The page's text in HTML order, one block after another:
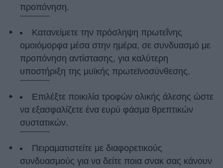
προπόνηση.
Κατανείμετε την πρόσληψη πρωτεΐνης
ομοιόμορφα μέσα στην ημέρα, σε συνδυασμό με
προπόνηση αντίστασης, για καλύτερη
υποστήριξη της μυϊκής πρωτεϊνοσύνθεσης.
Επιλέξτε ποικιλία τροφών ολικής άλεσης ώστε
να εξασφαλίζετε ένα ευρύ φάσμα θρεπτικών
συστατικών.
Πειραματιστείτε με διαφορετικούς
συνδυασμούς για να δείτε ποια σνακ σας κάνουν